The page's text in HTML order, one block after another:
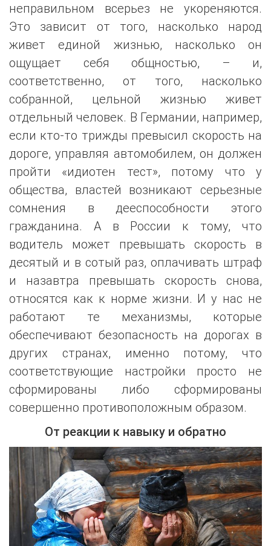
неправильном всерьез не укореняются.
Это зависит от того, насколько народ
живет единой жизнью, насколько он
ощущает себя общностью, – и,
соответственно, от того, насколько
собранной, цельной жизнью живет
отдельный человек. В Германии, например,
если кто-то трижды превысил скорость на
дороге, управляя автомобилем, он должен
пройти «идиотен тест», потому что у
общества, властей возникают серьезные
сомнения в дееспособности этого
гражданина. А в России к тому, что
водитель может превышать скорость в
десятый и в сотый раз, оплачивать штраф
и назавтра превышать скорость снова,
относятся как к норме жизни. И у нас не
работают те механизмы, которые
обеспечивают безопасность на дорогах в
других странах, именно потому, что
соответствующие настройки просто не
сформированы либо сформированы
совершенно противоположным образом.
От реакции к навыку и обратно